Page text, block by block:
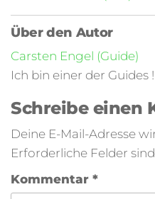
Über den Autor
Carsten Engel (Guide)
Ich bin einer der Guides !
Schreibe einen
Deine E-Mail-Adresse
Erforderliche Felder
Kommentar *